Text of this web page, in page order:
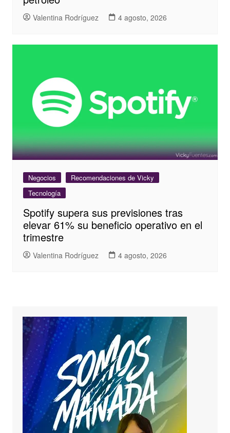
Valentina Rodríguez 4 agosto, 2026
Negocios
Recomendaciones de Vicky
Tecnología
Spotify supera sus previsiones tras
elevar 61% su beneficio operativo en el
trimestre
Valentina Rodríguez 4 agosto, 2026